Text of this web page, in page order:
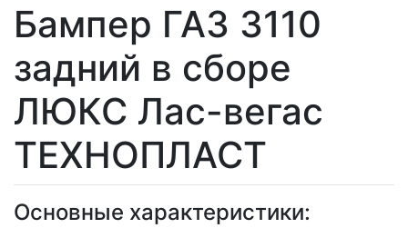
Бампер ГАЗ 3110
задний в сборе
ЛЮКС Лас-вегас
ТЕХНОПЛАСТ
Основные характеристики: